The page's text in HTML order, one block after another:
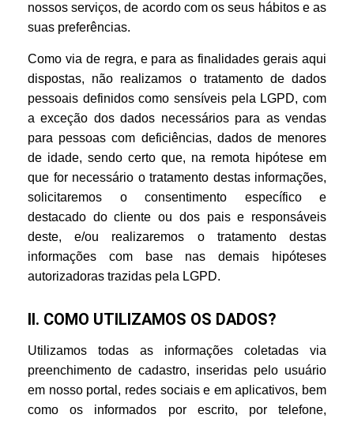
nossos serviços, de acordo com os seus hábitos e as
suas preferências.
Como via de regra, e para as finalidades gerais aqui
dispostas, não realizamos o tratamento de dados
pessoais definidos como sensíveis pela LGPD, com
a exceção dos dados necessários para as vendas
para pessoas com deficiências, dados de menores
de idade, sendo certo que, na remota hipótese em
que for necessário o tratamento destas informações,
solicitaremos o consentimento específico e
destacado do cliente ou dos pais e responsáveis
deste, e/ou realizaremos o tratamento destas
informações com base nas demais hipóteses
autorizadoras trazidas pela LGPD.
II. COMO UTILIZAMOS OS DADOS?
Utilizamos todas as informações coletadas via
preenchimento de cadastro, inseridas pelo usuário
em nosso portal, redes sociais e em aplicativos, bem
como os informados por escrito, por telefone,